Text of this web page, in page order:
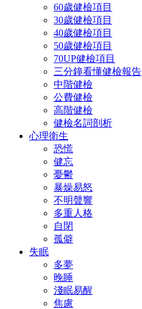
60歲健檢項目
30歲健檢項目
40歲健檢項目
50歲健檢項目
70UP健檢項目
三分鐘看懂健檢報告
中階健檢
公費健檢
高階健檢
健檢名詞剖析
心理衛生
恐慌
健忘
憂鬱
暴燥易怒
不明聲響
多重人格
自閉
孤僻
失眠
多夢
晚睡
淺眠易醒
焦慮